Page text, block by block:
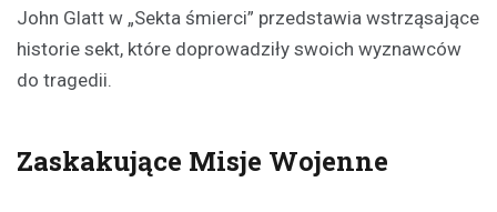
John Glatt w „Sekta śmierci” przedstawia wstrząsające
historie sekt, które doprowadziły swoich wyznawców
do tragedii.
Zaskakujące Misje Wojenne